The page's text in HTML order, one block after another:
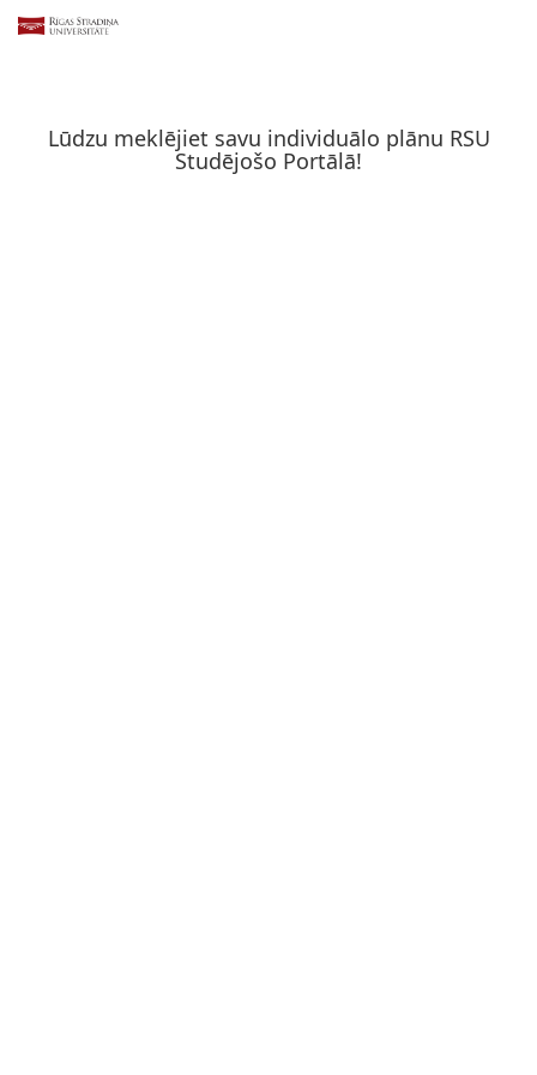
Lūdzu meklējiet savu individuālo plānu RSU
Studējošo Portālā!